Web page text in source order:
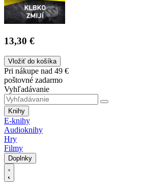
13,30 €
Vložiť do košíka
Pri nákupe nad 49 €
poštovné zadarmo
Vyhľadávanie
Knihy
E-knihy
Audioknihy
Hry
Filmy
Doplnky